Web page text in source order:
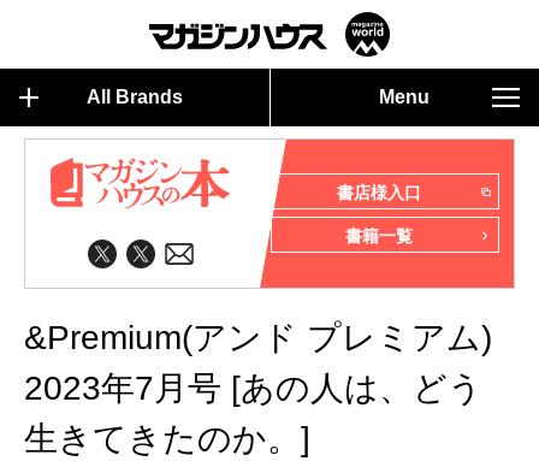
All Brands Menu
書店様入口
書籍一覧
&Premium(アンド プレミアム)
2023年7月号 [あの人は、どう
生きてきたのか。]